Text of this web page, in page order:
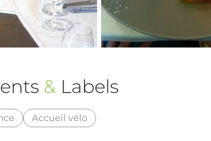
& Labels
Accueil vélo